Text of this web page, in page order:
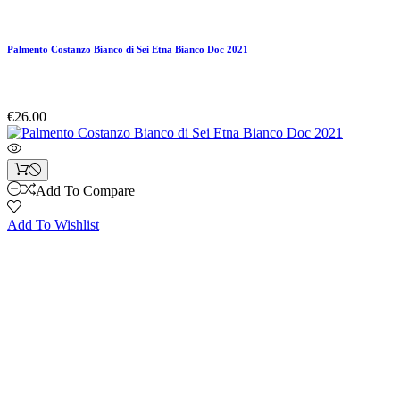
Palmento Costanzo Bianco di Sei Etna Bianco Doc 2021
€26.00
Add To Compare
Add To Wishlist